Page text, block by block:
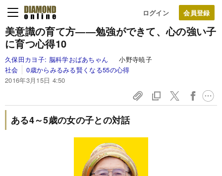
ログイン
美意識の育て方――勉強ができて、心の強い子
に育つ心得10
久保田カヨ子: 脳科学おばあちゃん
小野寺暁子
社会
0歳からみるみる賢くなる55の心得
2016年3月15日 4:50
ある4～5歳の女の子との対話